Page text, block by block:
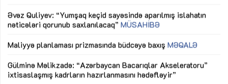
Əvəz Quliyev: “Yumşaq keçid sayəsində aparılmış islahatın
nəticələri qorunub saxlanılacaq” MÜSAHİBƏ
Maliyyə planlaması prizmasında büdcəyə baxış MƏQALƏ
Gülminə Məlikzadə: “Azərbaycan Bacarıqlar Akseleratoru”
ixtisaslaşmış kadrların hazırlanmasını hədəfləyir”